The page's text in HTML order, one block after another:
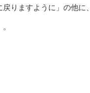
りますように」の他に、